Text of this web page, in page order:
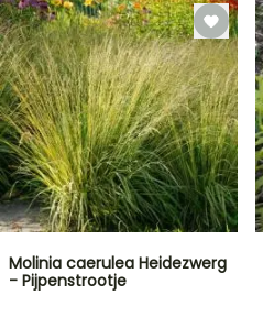
Molinia caerulea Heidezwerg
- Pijpenstrootje